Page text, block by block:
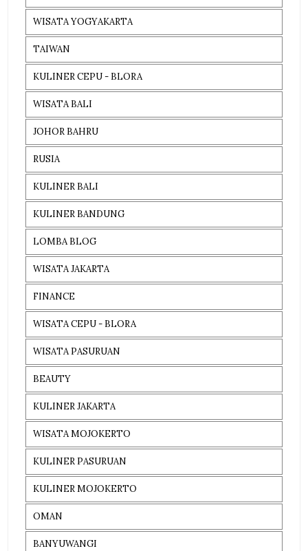
WISATA YOGYAKARTA
TAIWAN
KULINER CEPU - BLORA
WISATA BALI
JOHOR BAHRU
RUSIA
KULINER BALI
KULINER BANDUNG
LOMBA BLOG
WISATA JAKARTA
FINANCE
WISATA CEPU - BLORA
WISATA PASURUAN
BEAUTY
KULINER JAKARTA
WISATA MOJOKERTO
KULINER PASURUAN
KULINER MOJOKERTO
OMAN
BANYUWANGI